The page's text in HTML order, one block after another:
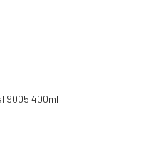
9005 400ml